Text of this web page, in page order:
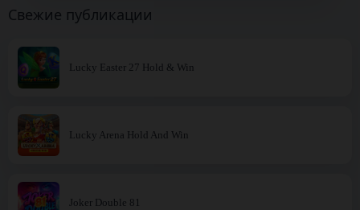
Свежие публикации
Lucky Easter 27 Hold & Win
Lucky Arena Hold And Win
Joker Double 81